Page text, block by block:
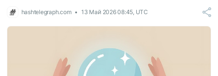
hashtelegraph.com 13 Май 2026 08:45, UTC